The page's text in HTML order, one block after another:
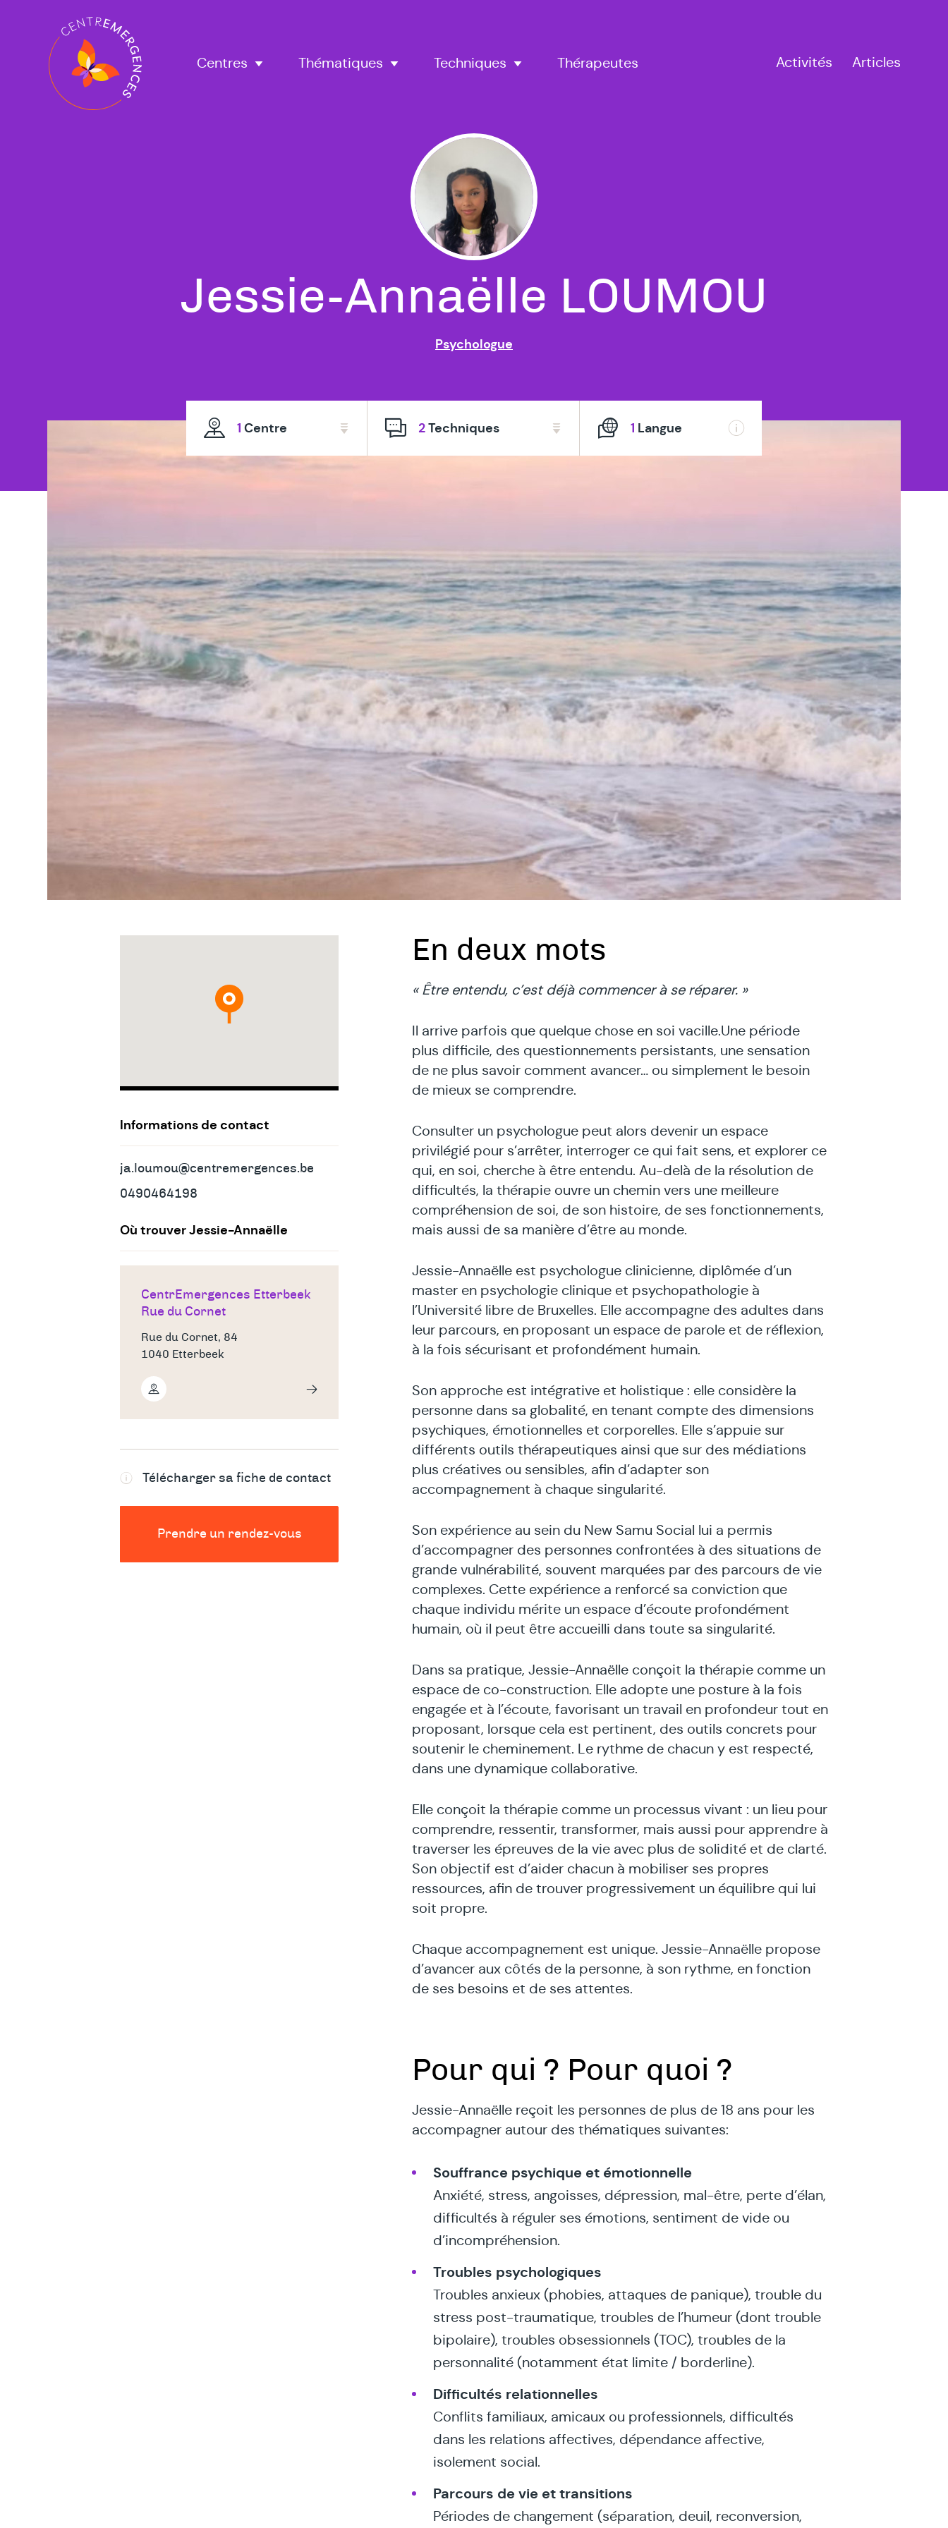
Jessie-Annaëlle LOUMOU
Psychologue
1 Centre 2Techniques 1 Langue
Navigation
principale
Centres Thématiques Techniques Thérapeutes Activités Articles
En deux mots
« Être entendu, c’est déjà commencer à se réparer. »
Il arrive parfois que quelque chose en soi vacille.Une période
plus difficile, des questionnements persistants, une sensation
de ne plus savoir comment avancer… ou simplement le besoin
de mieux se comprendre.
Consulter un psychologue peut alors devenir un espace
privilégié pour s’arrêter, interroger ce qui fait sens, et explorer ce
qui, en soi, cherche à être entendu. Au-delà de la résolution de
difficultés, la thérapie ouvre un chemin vers une meilleure
compréhension de soi, de son histoire, de ses fonctionnements,
mais aussi de sa manière d’être au monde.
Jessie-Annaëlle est psychologue clinicienne, diplômée d’un
master en psychologie clinique et psychopathologie à
l’Université libre de Bruxelles. Elle accompagne des adultes dans
leur parcours, en proposant un espace de parole et de réflexion,
à la fois sécurisant et profondément humain.
Son approche est intégrative et holistique : elle considère la
personne dans sa globalité, en tenant compte des dimensions
psychiques, émotionnelles et corporelles. Elle s’appuie sur
différents outils thérapeutiques ainsi que sur des médiations
plus créatives ou sensibles, afin d’adapter son
accompagnement à chaque singularité.
Son expérience au sein du New Samu Social lui a permis
d’accompagner des personnes confrontées à des situations de
grande vulnérabilité, souvent marquées par des parcours de vie
complexes. Cette expérience a renforcé sa conviction que
chaque individu mérite un espace d’écoute profondément
humain, où il peut être accueilli dans toute sa singularité.
Dans sa pratique, Jessie-Annaëlle conçoit la thérapie comme un
espace de co-construction. Elle adopte une posture à la fois
engagée et à l’écoute, favorisant un travail en profondeur tout en
proposant, lorsque cela est pertinent, des outils concrets pour
soutenir le cheminement. Le rythme de chacun y est respecté,
dans une dynamique collaborative.
Elle conçoit la thérapie comme un processus vivant : un lieu pour
comprendre, ressentir, transformer, mais aussi pour apprendre à
traverser les épreuves de la vie avec plus de solidité et de clarté.
Son objectif est d’aider chacun à mobiliser ses propres
ressources, afin de trouver progressivement un équilibre qui lui
soit propre.
Chaque accompagnement est unique. Jessie-Annaëlle propose
d’avancer aux côtés de la personne, à son rythme, en fonction
de ses besoins et de ses attentes.
Pour qui ? Pour quoi ?
Jessie-Annaëlle reçoit les personnes de plus de 18 ans pour les
accompagner autour des thématiques suivantes:
Souffrance psychique et émotionnelle
Anxiété, stress, angoisses, dépression, mal-être, perte d’élan,
difficultés à réguler ses émotions, sentiment de vide ou
d’incompréhension.
Troubles psychologiques
Troubles anxieux (phobies, attaques de panique), trouble du
stress post-traumatique, troubles de l’humeur (dont trouble
bipolaire), troubles obsessionnels (TOC), troubles de la
personnalité (notamment état limite / borderline).
Difficultés relationnelles
Conflits familiaux, amicaux ou professionnels, difficultés
dans les relations affectives, dépendance affective,
isolement social.
Parcours de vie et transitions
Périodes de changement (séparation, deuil, reconversion,
Adresses
Informations de contact
ja.loumou@centremergences.be
0490464198
Où trouver Jessie-Annaëlle
CentrEmergences Etterbeek
Rue du Cornet
Rue du Cornet, 84
1040 Etterbeek
Télécharger sa fiche de contact
Prendre un rendez-vous